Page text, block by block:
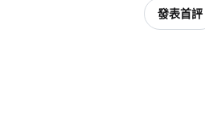
發表首評